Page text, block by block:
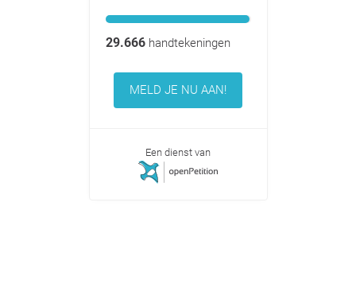
29.666handtekeningen
MELD JE NU AAN!
Een dienst van